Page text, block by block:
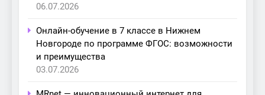
06.07.2026
Онлайн-обучение в 7 классе в Нижнем
Новгороде по программе ФГОС: возможности
и преимущества
03.07.2026